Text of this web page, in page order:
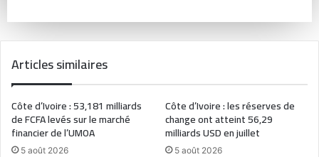
Articles similaires
Côte d’Ivoire : 53,181 milliards
de FCFA levés sur le marché
financier de l’UMOA
5 août 2026
Côte d’Ivoire : les réserves de
change ont atteint 56,29
milliards USD en juillet
5 août 2026